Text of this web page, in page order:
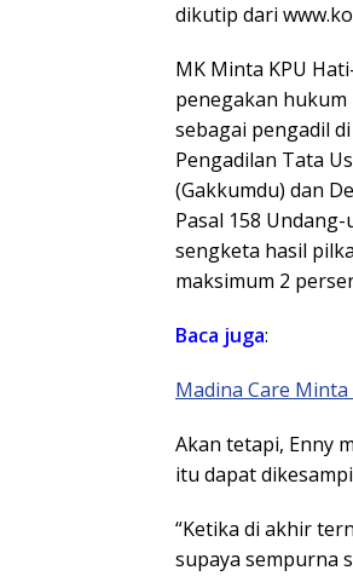
dikutip dari
MK Minta KPU
penegakan hukum
sebagai pengadil
Pengadilan Tata
(Gakkumdu) dan
Pasal 158
sengketa hasil
maksimum 2
Baca juga:
Madina Care
Akan tetapi, Enny
itu dapat
“Ketika di akhir
supaya sempurna